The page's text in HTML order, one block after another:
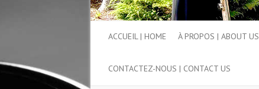
ACCUEIL | HOME À PROPOS | ABOUT US
CONTACTEZ-NOUS | CONTACT US